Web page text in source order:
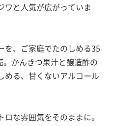
ワと人気が広がっていま
を、ご家庭でたのしめる35
かんきつ果汁と醸造酢の
める、甘くないアルコール
な雰囲気をそのままに。